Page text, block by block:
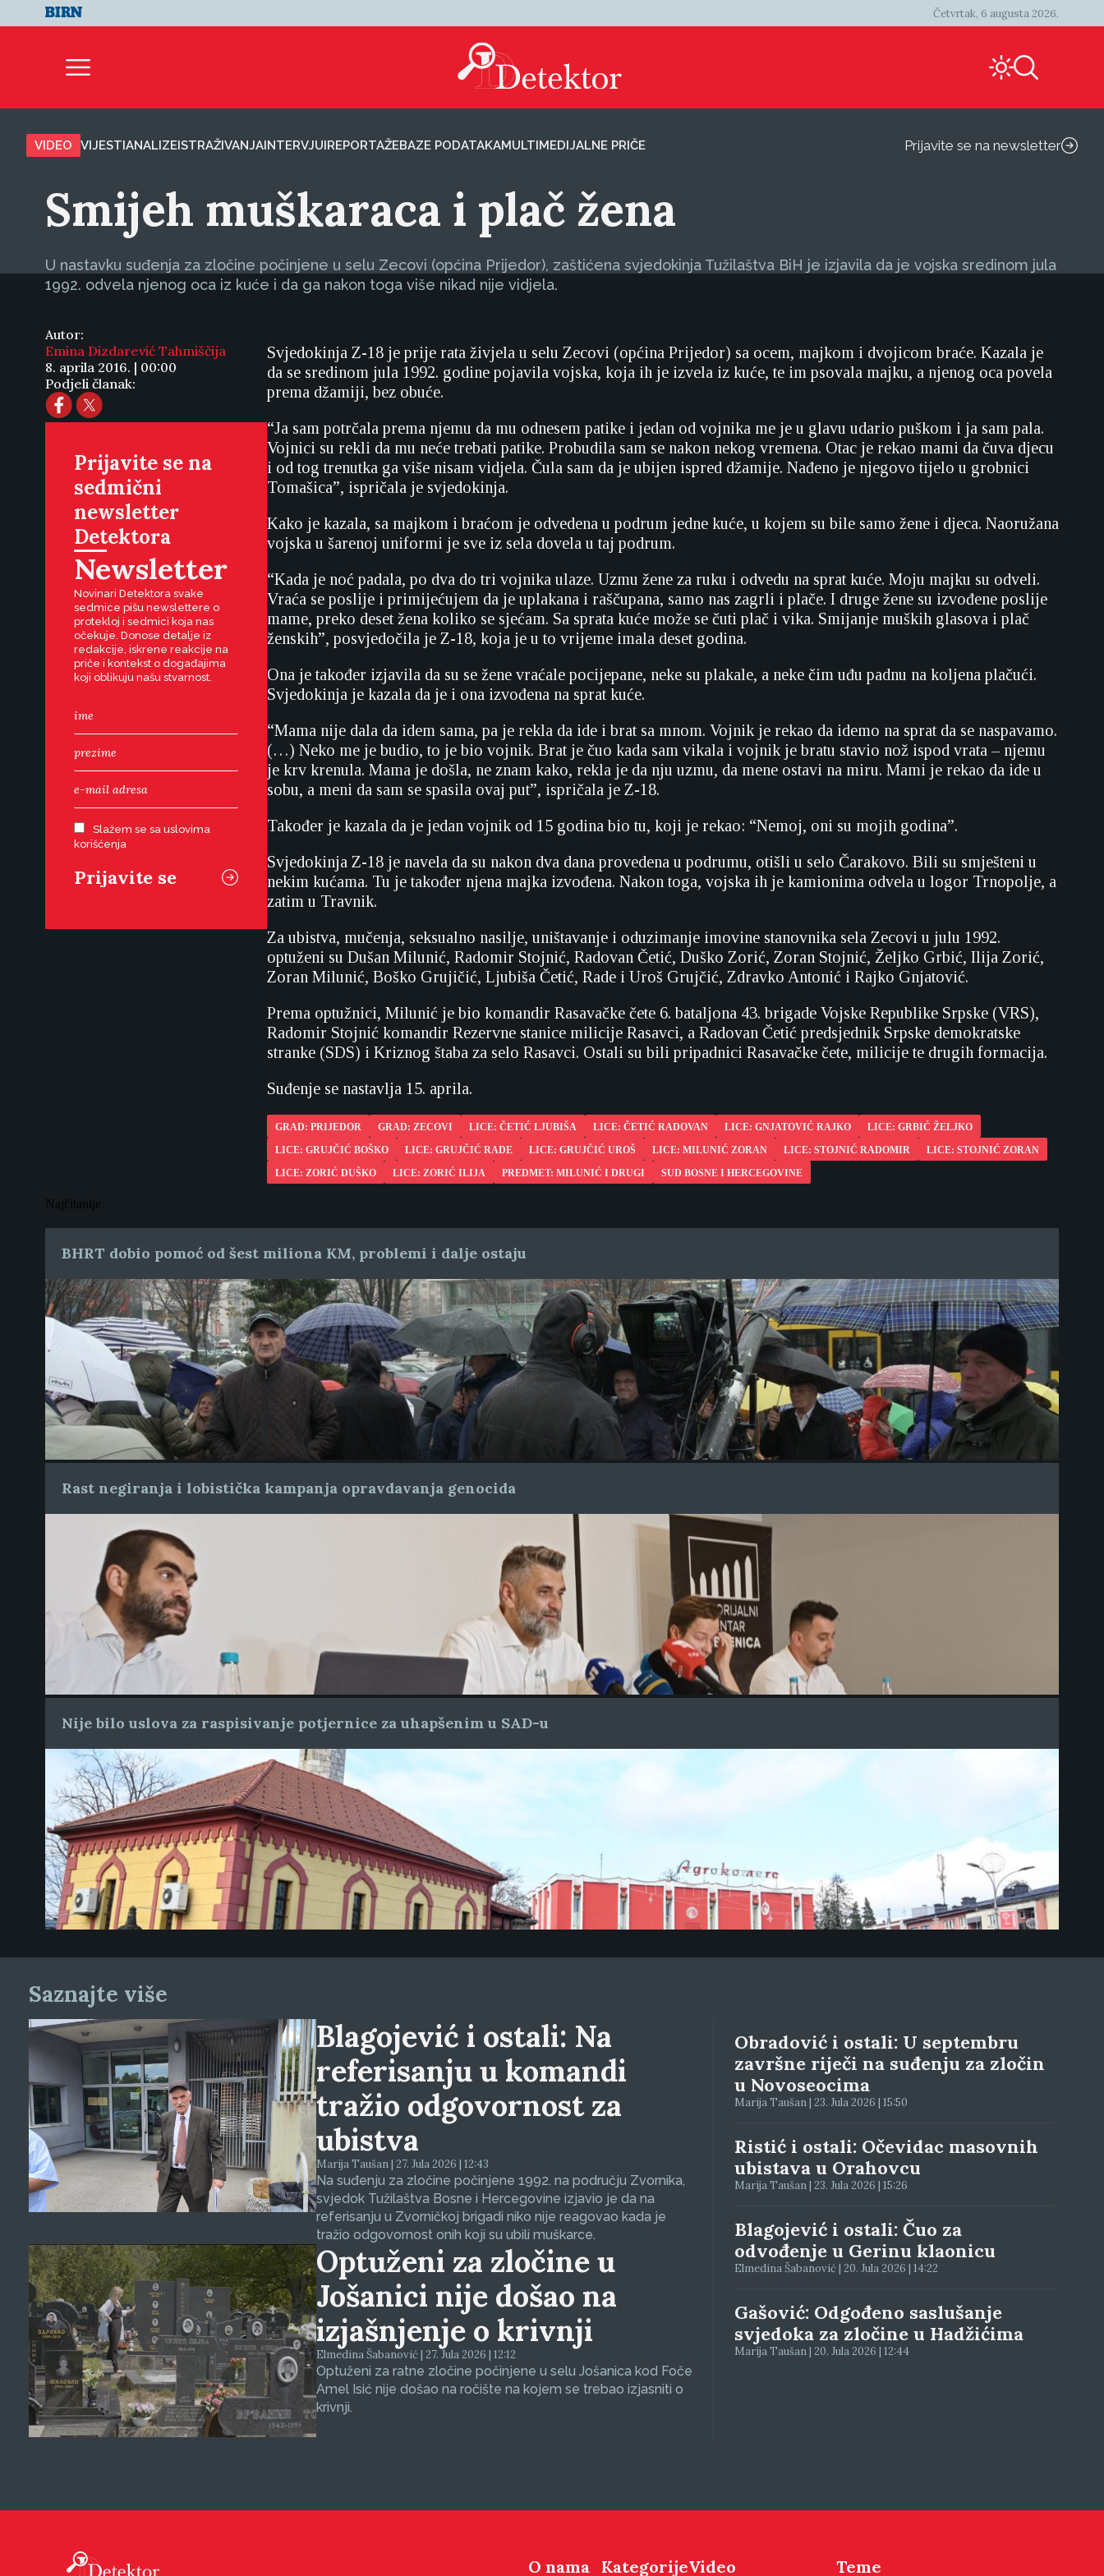
Četvrtak, 6 augusta 2026.
VIDEO VIJESTIANALIZEISTRAŽIVANJAINTERVJUIREPORTAŽEBAZE PODATAKAMULTIMEDIJALNE PRIČE Prijavite se na newsletter
Smijeh muškaraca i plač žena
U nastavku suđenja za zločine počinjene u selu Zecovi (općina Prijedor), zaštićena svjedokinja Tužilaštva BiH je izjavila da je vojska sredinom jula
1992. odvela njenog oca iz kuće i da ga nakon toga više nikad nije vidjela.
Autor:
Emina Dizdarević Tahmiščija
8. aprila 2016. | 00:00
Podjeli članak:
Prijavite se na
sedmični
newsletter
Detektora
Newsletter
Novinari Detektora svake
sedmice pišu newslettere o
protekloj i sedmici koja nas
očekuje. Donose detalje iz
redakcije, iskrene reakcije na
priče i kontekst o događajima
koji oblikuju našu stvarnost.
Slažem se sa uslovima
korišćenja
Svjedokinja Z-18 je prije rata živjela u selu Zecovi (općina Prijedor) sa ocem, majkom i dvojicom braće. Kazala je
da se sredinom jula 1992. godine pojavila vojska, koja ih je izvela iz kuće, te im psovala majku, a njenog oca povela
prema džamiji, bez obuće.
“Ja sam potrčala prema njemu da mu odnesem patike i jedan od vojnika me je u glavu udario puškom i ja sam pala.
Vojnici su rekli da mu neće trebati patike. Probudila sam se nakon nekog vremena. Otac je rekao mami da čuva djecu
i od tog trenutka ga više nisam vidjela. Čula sam da je ubijen ispred džamije. Nađeno je njegovo tijelo u grobnici
Tomašica”, ispričala je svjedokinja.
Kako je kazala, sa majkom i braćom je odvedena u podrum jedne kuće, u kojem su bile samo žene i djeca. Naoružana
vojska u šarenoj uniformi je sve iz sela dovela u taj podrum.
“Kada je noć padala, po dva do tri vojnika ulaze. Uzmu žene za ruku i odvedu na sprat kuće. Moju majku su odveli.
Vraća se poslije i primijećujem da je uplakana i raščupana, samo nas zagrli i plače. I druge žene su izvođene poslije
mame, preko deset žena koliko se sjećam. Sa sprata kuće može se čuti plač i vika. Smijanje muških glasova i plač
ženskih”, posvjedočila je Z-18, koja je u to vrijeme imala deset godina.
Ona je također izjavila da su se žene vraćale pocijepane, neke su plakale, a neke čim uđu padnu na koljena plačući.
Svjedokinja je kazala da je i ona izvođena na sprat kuće.
“Mama nije dala da idem sama, pa je rekla da ide i brat sa mnom. Vojnik je rekao da idemo na sprat da se naspavamo.
(…) Neko me je budio, to je bio vojnik. Brat je čuo kada sam vikala i vojnik je bratu stavio nož ispod vrata – njemu
je krv krenula. Mama je došla, ne znam kako, rekla je da nju uzmu, da mene ostavi na miru. Mami je rekao da ide u
sobu, a meni da sam se spasila ovaj put”, ispričala je Z-18.
Također je kazala da je jedan vojnik od 15 godina bio tu, koji je rekao: “Nemoj, oni su mojih godina”.
Svjedokinja Z-18 je navela da su nakon dva dana provedena u podrumu, otišli u selo Čarakovo. Bili su smješteni u
nekim kućama. Tu je također njena majka izvođena. Nakon toga, vojska ih je kamionima odvela u logor Trnopolje, a
zatim u Travnik.
Za ubistva, mučenja, seksualno nasilje, uništavanje i oduzimanje imovine stanovnika sela Zecovi u julu 1992.
optuženi su Dušan Milunić, Radomir Stojnić, Radovan Četić, Duško Zorić, Zoran Stojnić, Željko Grbić, Ilija Zorić,
Zoran Milunić, Boško Grujičić, Ljubiša Četić, Rade i Uroš Grujčić, Zdravko Antonić i Rajko Gnjatović.
Prema optužnici, Milunić je bio komandir Rasavačke čete 6. bataljona 43. brigade Vojske Republike Srpske (VRS),
Radomir Stojnić komandir Rezervne stanice milicije Rasavci, a Radovan Četić predsjednik Srpske demokratske
stranke (SDS) i Kriznog štaba za selo Rasavci. Ostali su bili pripadnici Rasavačke čete, milicije te drugih formacija.
Suđenje se nastavlja 15. aprila.
GRAD: PRIJEDOR GRAD: ZECOVI LICE: ČETIĆ LJUBIŠA LICE: ČETIĆ RADOVAN LICE: GNJATOVIĆ RAJKO
LICE: GRBIĆ ŽELJKO
LICE: GRUJČIĆ BOŠKO
LICE: GRUJČIĆ RADE LICE: GRUJČIĆ UROŠ LICE: MILUNIĆ ZORAN LICE: STOJNIĆ RADOMIR
LICE: STOJNIĆ ZORAN
LICE: ZORIĆ DUŠKO
LICE: ZORIĆ ILIJA PREDMET: MILUNIĆ I DRUGI SUD BOSNE I HERCEGOVINE
Najčitanije
BHRT dobio pomoć od šest miliona KM, problemi i dalje ostaju
Rast negiranja i lobistička kampanja opravdavanja genocida
Nije bilo uslova za raspisivanje potjernice za uhapšenim u SAD-u
Saznajte više
Blagojević i ostali: Na
referisanju u komandi
tražio odgovornost za
ubistva
Marija Taušan | 27. Jula 2026 | 12:43
Na suđenju za zločine počinjene 1992. na području Zvornika,
svjedok Tužilaštva Bosne i Hercegovine izjavio je da na
referisanju u Zvorničkoj brigadi niko nije reagovao kada je
tražio odgovornost onih koji su ubili muškarce.
Optuženi za zločine u
Jošanici nije došao na
izjašnjenje o krivnji
Elmedina Šabanović | 27. Jula 2026 | 12:12
Optuženi za ratne zločine počinjene u selu Jošanica kod Foče
Amel Isić nije došao na ročište na kojem se trebao izjasniti o
krivnji.
Obradović i ostali: U septembru
završne riječi na suđenju za zločin
u Novoseocima
Marija Taušan | 23. Jula 2026 | 15:50
Ristić i ostali: Očevidac masovnih
ubistava u Orahovcu
Marija Taušan | 23. Jula 2026 | 15:26
Blagojević i ostali: Čuo za
odvođenje u Gerinu klaonicu
Elmedina Šabanović | 20. Jula 2026 | 14:22
Gašović: Odgođeno saslušanje
svjedoka za zločine u Hadžićima
Marija Taušan | 20. Jula 2026 | 12:44
O nama KategorijeVideo Teme